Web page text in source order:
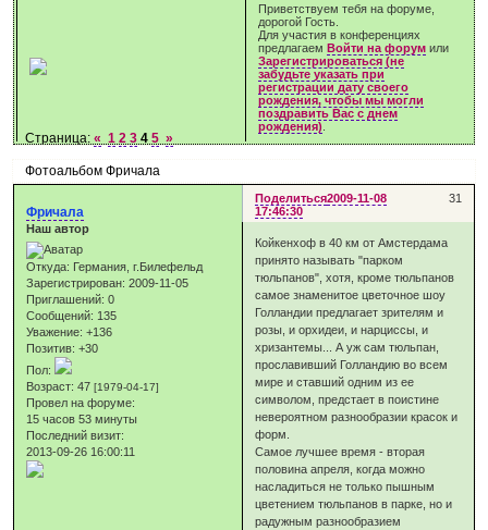
Приветствуем тебя на форуме,
дорогой Гость.
Для участия в конференциях
предлагаемВойти на форум или
Зарегистрироваться (не
забудьте указать при
регистрации дату своего
рождения, чтобы мы могли
поздравить Вас с днем
рождения)
Фотоальбом Фричала
Страница:« 1 2 3 4 5 »
Поделиться 31
2009-11-08
17:46:30
Фричала
Наш автор
Откуда: Германия, г.Билефельд
Зарегистрирован: 2009-11-05
Приглашений: 0
Сообщений: 135
Уважение: +136
Позитив: +30
Пол:
Возраст: 47[1979-04-17]
Провел на форуме:
15 часов 53 минуты
Последний визит:
2013-09-26 16:00:11
Койкенхоф в 40 км от Амстердама
принято называть "парком
тюльпанов", хотя, кроме тюльпанов
самое знаменитое цветочное шоу
Голландии предлагает зрителям и
розы, и орхидеи, и нарциссы, и
хризантемы... А уж сам тюльпан,
прославивший Голландию во всем
мире и ставший одним из ее
символом, предстает в поистине
невероятном разнообразии красок и
форм.
Самое лучшее время - вторая
половина апреля, когда можно
насладиться не только пышным
цветением тюльпанов в парке, но и
радужным разнообразием